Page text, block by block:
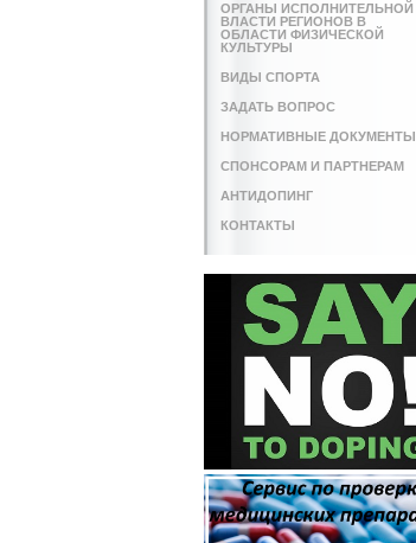
ОРГАНЫ ИСПОЛНИТЕЛЬНОЙ
ВЛАСТИ РЕГИОНОВ В
ОБЛАСТИ ФИЗИЧЕСКОЙ
КУЛЬТУРЫ
ВИДЫ СПОРТА
ЗАДАТЬ ВОПРОС
НОРМАТИВНЫЕ ДОКУМЕНТЫ
СПОНСОРАМ И ПАРТНЕРАМ
АНТИДОПИНГ
КОНТАКТЫ